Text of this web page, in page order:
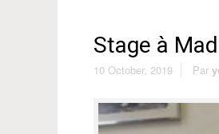
Stage à
10 October, 2019 Par